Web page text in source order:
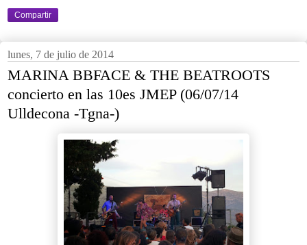
Compartir
lunes, 7 de julio de 2014
MARINA BBFACE & THE BEATROOTS
concierto en las 10es JMEP (06/07/14
Ulldecona -Tgna-)